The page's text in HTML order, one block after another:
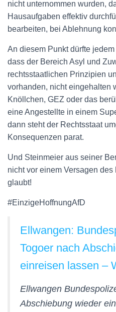
nicht unternommen wurden,
Hausaufgaben effektiv
bearbeiten, bei Ablehnung
An diesem Punkt dürfte
dass der Bereich Asyl und
rechtsstaatlichen Prinzipien
vorhanden, nicht eingehalten
Knöllchen, GEZ oder das
eine Angestellte in einem
dann steht der Rechtsstaat
Konsequenzen parat.
Und Steinmeier aus seiner
nicht vor einem Versagen des
glaubt!
#EinzigeHoffnungAfD
Ellwangen:
Togoer nach
einreisen lassen –
Ellwangen
Abschiebung wieder